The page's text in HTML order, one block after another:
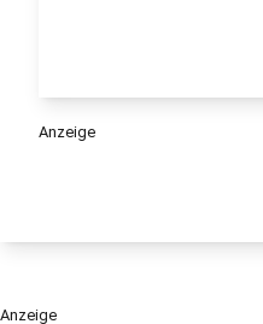
Anzeige
Anzeige